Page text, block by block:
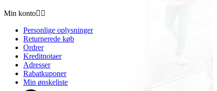
Min konto 
Personlige oplysninger
Returnerede køb
Ordrer
Kreditnotaer
Adresser
Rabatkuponer
Min ønskeliste